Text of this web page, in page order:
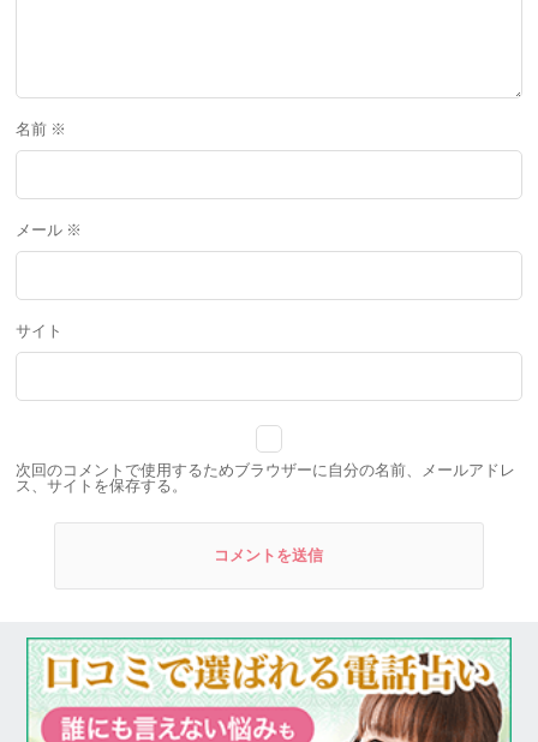
名前 ※
メール ※
サイト
次回のコメントで使用するためブラウザーに自分の名前、メールアドレ
ス、サイトを保存する。